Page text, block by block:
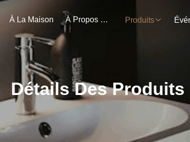
À La Maison À Propos De Nous Produits
Détails Des Produits